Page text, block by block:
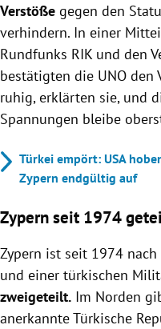
Verstöße gegen den
verhindern. In einer
Rundfunks RIK und den
bestätigten die UNO den
ruhig, erklärten sie, und
Spannungen bleibe
Türkei empört: USA
Zypern endgültig auf
Zypern seit 1974
Zypern ist seit 1974
und einer türkischen
zweigeteilt. Im Norden
anerkannte Türkische